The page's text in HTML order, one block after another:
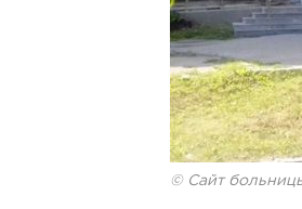
© Сайт